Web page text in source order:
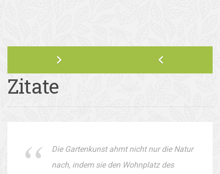
Zitate
Die Gartenkunst ahmt nicht nur die Natur
nach, indem sie den Wohnplatz des